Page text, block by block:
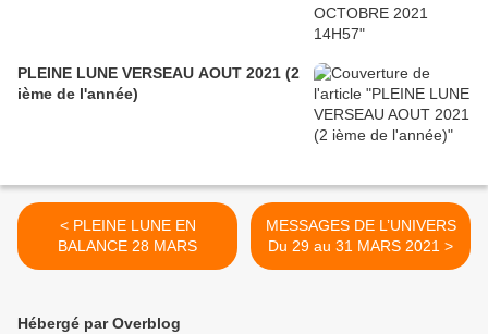
PLEINE LUNE VERSEAU AOUT 2021 (2
ième de l'année)
< PLEINE LUNE EN
BALANCE 28 MARS
MESSAGES DE L’UNIVERS
Du 29 au 31 MARS 2021 >
Hébergé par Overblog